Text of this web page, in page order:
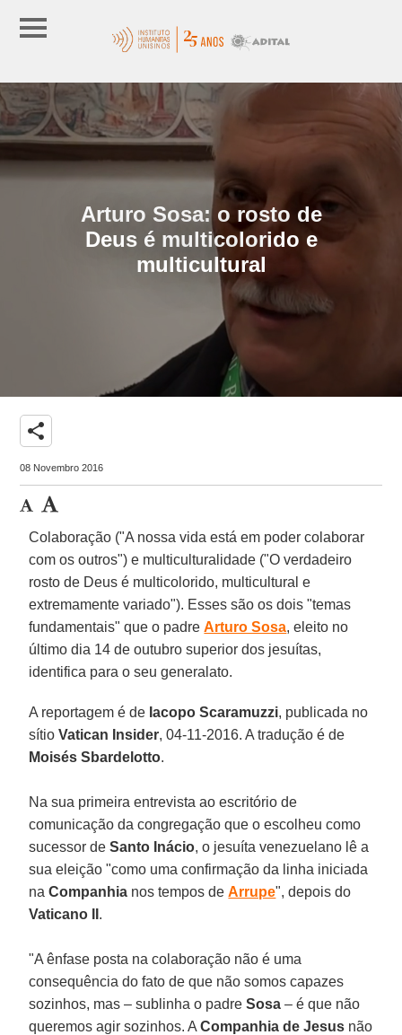
Arturo Sosa: o rosto de
Deus é multicolorido e
multicultural
share
08 Novembro 2016
Colaboração ("A nossa vida está em poder colaborar
com os outros") e multiculturalidade ("O verdadeiro
rosto de Deus é multicolorido, multicultural e
extremamente variado"). Esses são os dois "temas
fundamentais" que o padreArturo Sosa, eleito no
último dia 14 de outubro superior dos jesuítas,
identifica para o seu generalato.
A reportagem é de Iacopo Scaramuzzi, publicada no
sítioVatican Insider, 04-11-2016. A tradução é de
Moisés Sbardelotto.
Na sua primeira entrevista ao escritório de
comunicação da congregação que o escolheu como
sucessor deSanto Inácio, o jesuíta venezuelano lê a
sua eleição "como uma confirmação da linha iniciada
naCompanhia nos tempos deArrupe", depois do
Vaticano II .
"A ênfase posta na colaboração não é uma
consequência do fato de que não somos capazes
sozinhos, mas – sublinha o padreSosa – é que não
queremos agir sozinhos. ACompanhia de Jesus não